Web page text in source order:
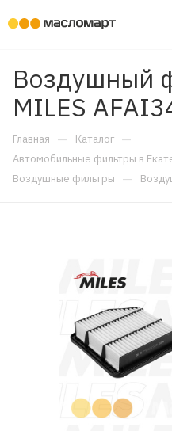
Воздушный
MILES
Главная — Каталог —
Автомобильные фильтры в
Воздушные фильтры —